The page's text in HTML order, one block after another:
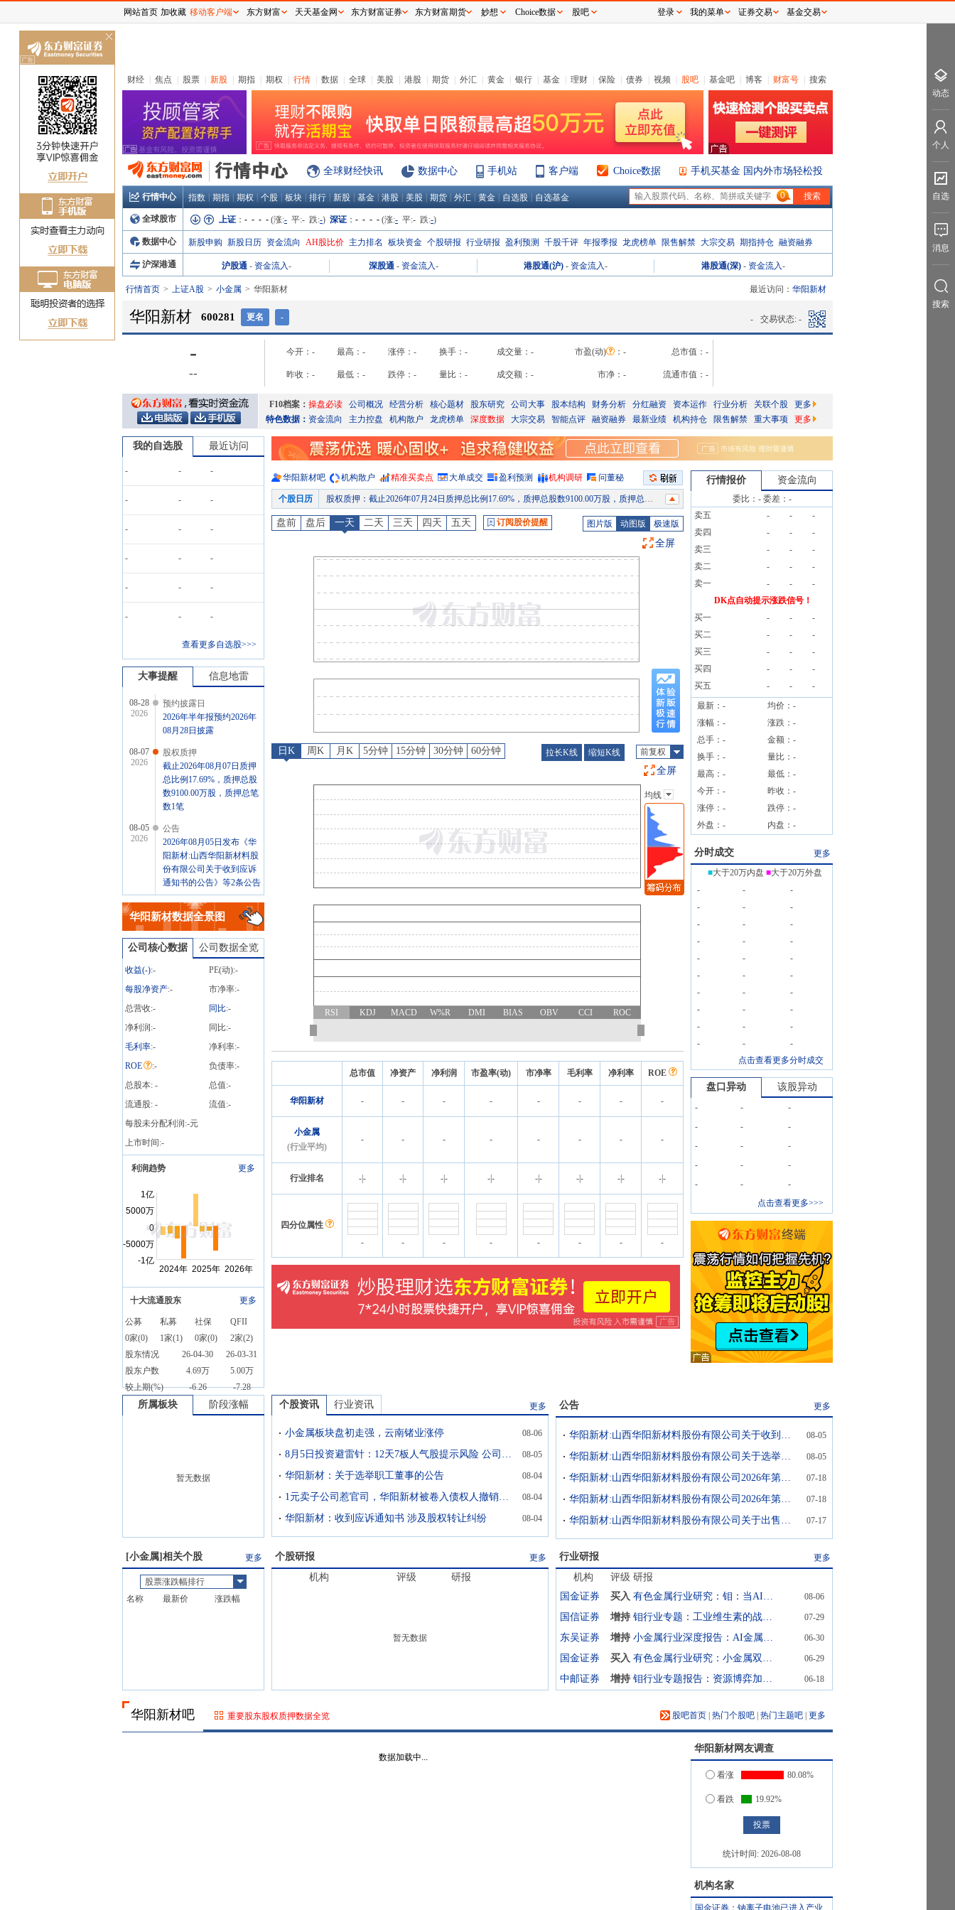
财经 焦点 股票 新股 期指 期权 行情 数据 全球 美股 港股 期货 外汇 黄金 银行 基金 理财 保险 债券 视频 股吧 基金吧 博客 财富号 搜索
全球财经快讯 数据中心 手机站 客户端 Choice数据 手机买基金 国内外市场轻松投
行情中心 指数 期指 期权 个股 板块 排行 新股 基金 港股 美股 期货 外汇 黄金 自选股 自选基金 0
全球股市 上证 ： - - - - (涨:- 平:- 跌:-) 深证 ： - - - - (涨:- 平:- 跌:-)
数据中心 新股申购 新股日历 资金流向 AH股比价 主力排名 板块资金 个股研报 行业研报 盈利预测 千股千评 年报季报 龙虎榜单 限售解禁 大宗交易 期指持仓 融资融券
沪深港通 沪股通 - 资金流入- 深股通 - 资金流入- 港股通(沪) - 资金流入- 港股通(深) - 资金流入-
行情首页 上证A股 小金属 华阳新材 最近访问： 华阳新材
华阳新材 600281 更名 - - 交易状态: -
-
--
今开： - 最高： - 涨停： - 换手： - 成交量： - 市盈(动) ： - 总市值： -
昨收： - 最低： - 跌停： - 量比： - 成交额： - 市净： - 流通市值： -
F10档案： 操盘必读 公司概况 经营分析 核心题材 股东研究 公司大事 股本结构 财务分析 分红融资 资本运作 行业分析 关联个股
更多
特色数据： 资金流向 主力控盘 机构散户 龙虎榜单 深度数据 大宗交易 智能点评 融资融券 最新业绩 机构持仓 限售解禁 重大事项 更多
我的自选股 最近访问
- - -
- - -
- - -
- - -
- - -
- - -
查看更多自选股>>>
大事提醒 信息地雷
08-28
2026
预约披露日
2026年半年报预约2026年
08月28日披露
08-07
2026
股权质押
截止2026年08月07日质押
总比例17.69%，质押总股
数9100.00万股，质押总笔
数1笔
08-05
2026
公告
2026年08月05日发布《华
阳新材:山西华阳新材料股
份有限公司关于收到应诉
通知书的公告》等2条公告
07-31
2026
股权质押
截止2026年07月31日质押
总比例17.69%，质押总股
数9100.00万股，质押总笔
华阳新材数据全景图
公司核心数据 公司数据全览
收益(-):- PE(动):-
每股净资产:- 市净率:-
总营收:- 同比:-
净利润:- 同比:-
毛利率:- 净利率:-
ROE
:- 负债率:-
总股本: - 总值:-
流通股: - 流值:-
每股未分配利润:-元
上市时间:-
利润趋势 更多
十大流通股东 更多
公募 私募 社保
QFII
0家(0) 1家(1) 0家(0) 2家(2)
股东情况
26-04-30
26-03-31
股东户数
4.69万
5.00万
较上期(%)
-6.26 -7.28
华阳新材吧 机构散户 精准买卖点 大单成交 盈利预测 机构调研 问董秘
个股日历 股权质押 ： 截止2026年07月24日质押总比例17.69%，质押总股数9100.00万股，质押总笔数1笔
公告：2026年07月18日发布《华阳新材:山西华阳新材料股份有限公司2026年第四次临时股东会法律意见书》等2条公告
并购重组
为优化资产结构,提升公司运营质量,山西华阳新材料股份有限公司(以下简称“公司”)拟将全资子公司山西华阳生物降解新材料有限责任公司(以下简称“生物新材公司”)100%股权以非公开协议方式转让给公司控股股东太原化学工业集团有限公司(以下简称“太化集团”),转让价格为人民币1元。
公告：2026年07月17日发布《华阳新材:山西华阳新材料股份有限公司关于出售全资子公司100%股权暨关联交易完成的公告》
股权质押 ：截止2026年07月17日质押总比例17.69%，质押总股数9100.00万股，质押总笔数1笔
预约披露日：2026年半年报预约2026年08月28日披露
股权质押 ：截止2026年08月07日质押总比例17.69%，质押总股数9100.00万股，质押总笔数1笔
股权质押：截止2026年07月31日质押总比例17.69%，质押总股数9100.00万股，质押总笔数1笔
盘前 盘后 一天 二天 三天 四天 五天 订阅股价提醒 图片版 动图版 极速版
全屏
日K 周K 月K 5分钟 15分钟 30分钟 60分钟 拉长K线 缩短K线 前复权
全屏
主图指标
均线
EXPMA
SAR
BBI
RSI KDJ MACD W%R DMI BIAS OBV CCI ROC
均线
总市值 净资产 净利润 市盈率(动) 市净率 毛利率 净利率 ROE
华阳新材 - - - - - - - -
小金属
(行业平均)
- - - - - - - -
行业排名 -- -- -|- -- -|- -|- -|- --
四分位属性
-
- - - - - - -
行情报价 资金流向
委比： -委差： -
卖五
- -
-
卖四
- -
-
卖三
- -
-
卖二
- -
-
卖一
- -
-
DK点自动提示涨跌信号！
买一
- -
-
买二
- -
-
买三
- -
-
买四
- -
-
买五
- -
-
最新： - 均价： -
涨幅： - 涨跌： -
总手： - 金额： -
换手： - 量比： -
最高： - 最低： -
今开： - 昨收： -
涨停： - 跌停： -
外盘： - 内盘： -
分时成交
更多
■大于20万内盘 ■大于20万外盘
-
-
-
-
-
-
-
-
-
-
-
-
-
-
-
-
-
-
-
-
-
-
-
-
-
-
-
-
-
-
点击查看更多分时成交
盘口异动 该股异动
- -
-
-
-
-
-
-
-
-
-
-
-
-
-
点击查看更多>>>
所属板块 阶段涨幅
暂无数据
个股资讯 行业资讯 更多
小金属板块盘初走强，云南锗业涨停 08-06
8月5日投资避雷针：12天7板人气股提示风险 公司暂未提供算力 08-05
华阳新材：关于选举职工董事的公告 08-04
1元卖子公司惹官司，华阳新材被卷入债权人撤销权纠纷，原告主张公司逃避债务 08-04
华阳新材：收到应诉通知书 涉及股权转让纠纷 08-04
公告 更多
华阳新材:山西华阳新材料股份有限公司关于收到应诉通知书的公告 08-05
华阳新材:山西华阳新材料股份有限公司关于选举职工董事的公告 08-05
华阳新材:山西华阳新材料股份有限公司2026年第四次临时股东会决议公告 07-18
华阳新材:山西华阳新材料股份有限公司2026年第四次临时股东会法律意见书 07-18
华阳新材:山西华阳新材料股份有限公司关于出售全资子公司100%股权暨关联交易完成的公告 07-17
[小金属]相关个股 更多
股票涨跌幅排行
名称
最新价 涨跌幅
个股研报 更多
机构 评级 研报
暂无数据
行业研报 更多
机构 评级 研报
国金证券
买入 有色金属行业研究：钼：当AI遇上能化与制造，价格剑指新高 08-06
国信证券 增持 钼行业专题：工业维生素的战略崛起 07-29
东吴证券 增持 小金属行业深度报告：AI金属乘风破浪（一）：锡、铟、铪的春天 06-30
国金证券 买入 有色金属行业研究：小金属双周谈：继续看好AI叙事和基本面强共振的钽、钨、稀土、钼等 06-29
中邮证券 增持 钼行业专题报告：资源博弈加剧，新兴需求打开成长空间 06-18
华阳新材吧 重要股东股权质押数据全览 股吧首页 热门个股吧 热门主题吧 更多
华阳新材网友调查
看涨 80.08%
看跌 19.92%
统计时间: 2026-08-08
机构名家
国金证券：钠离子电池已进入产业
网站首页 加收藏 移动客户端 东方财富 天天基金网 东方财富证券 东方财富期货 妙想 Choice数据 股吧 登录 我的菜单 证券交易 基金交易
动态
个人
自选
消息
搜索